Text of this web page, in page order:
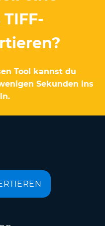
Tool kannst du
Sekunden ins